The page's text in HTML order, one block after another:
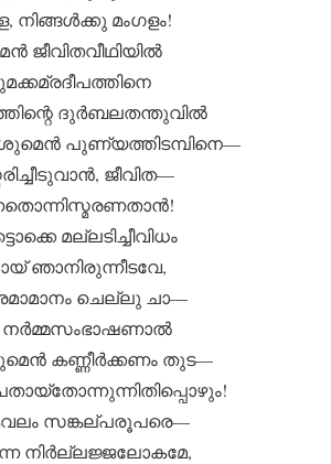
മംഗളം!
ജീവിതവീഥിയിൽ
ദുർബലതന്തുവിൽ
പുണ്യത്തിടമ്പിനെ—
ജീവിത—
മല്ലടിച്ചീവിധം
ഞാനിരുന്നീടവേ,
ചെല്ലു ചാ—
നർമ്മസംഭാഷണാൽ
കണ്ണീർക്കണം തുട—
സങ്കല്പരൂപരെ—
നിർല്ലജ്ജലോകമേ,